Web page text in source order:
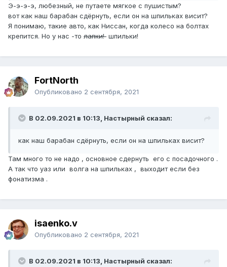
Э-э-э-э, любезный, не путаете мягкое с пушистым?
вот как наш барабан сдёрнуть, если он на шпильках висит?
Я понимаю, такие авто, как Ниссан, когда колесо на болтах
крепится. Но у нас -то лапки! шпильки!
FоrtNorth
Опубликовано 2 сентября, 2021
В 02.09.2021 в 10:13, Настырный сказал:
как наш барабан сдёрнуть, если он на шпильках висит?
Там много то не надо , основное сдернуть его с посадочного .
А так что уаз или волга на шпильках , выходит если без
фонатизма .
isaenko.v
Опубликовано 2 сентября, 2021
В 02.09.2021 в 10:13, Настырный сказал: